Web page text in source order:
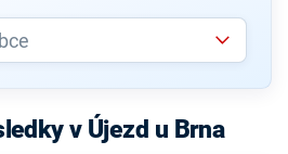
v Újezd u Brna